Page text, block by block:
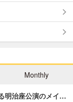
Monthly
明治座公演のメイ…